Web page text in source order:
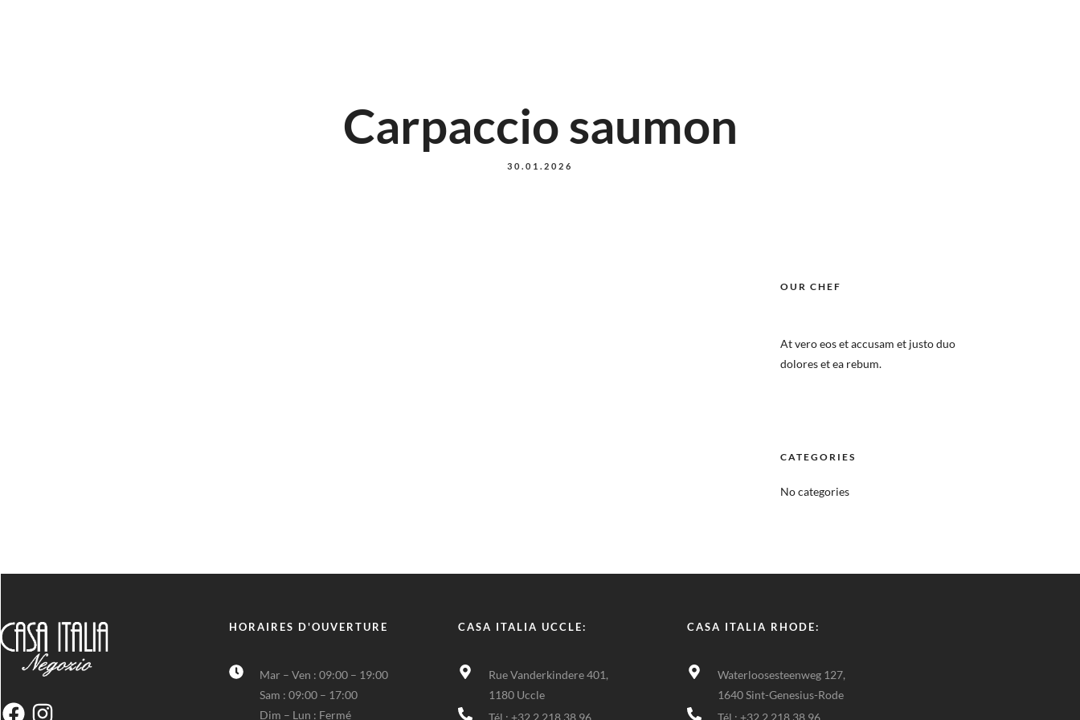
Carpaccio saumon
30.01.2026
OUR CHEF
At vero eos et accusam et justo duo
dolores et ea rebum.
CATEGORIES
No categories
HORAIRES D'OUVERTURE
Mar – Ven : 09:00 – 19:00
Sam : 09:00 – 17:00
Dim – Lun : Fermé
CASA ITALIA UCCLE:
Rue Vanderkindere 401,
1180 Uccle
Tél : +32 2 218 38 96
CASA ITALIA RHODE:
Waterloosesteenweg 127,
1640 Sint-Genesius-Rode
Tél : +32 2 218 38 96